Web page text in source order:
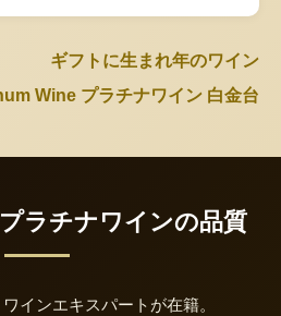
ギフトに生まれ年のワイン
Wine プラチナワイン 白金台
ラチナワインの品質
インエキスパートが在籍。